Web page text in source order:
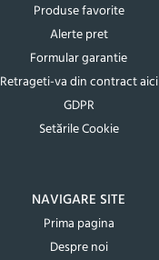
Produse favorite
Alerte pret
Formular garantie
Retrageti-va din contract aici
GDPR
Setările Cookie
NAVIGARE SITE
Prima pagina
Despre noi